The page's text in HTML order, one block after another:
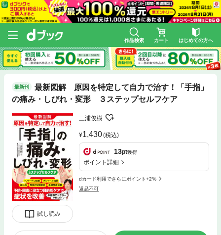
作品検索 カート はじめての方へ
最新刊
最新図解 原因を特定して自力で治す！「手指」
の痛み・しびれ・変形 ３ステップセルフケア
試し読み
三浦俊樹
1,430(税込)
13pt獲得
ポイント詳細
dカード利用でさらにポイント+2%
返品不可